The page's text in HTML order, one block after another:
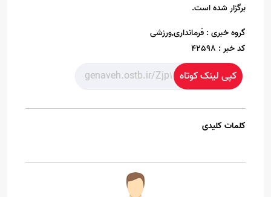
برگزار شده است.
گروه خبری : فرمانداری,ورزشی
کد خبر : 42598
کپی لینک کوتاه
کلمات کلیدی